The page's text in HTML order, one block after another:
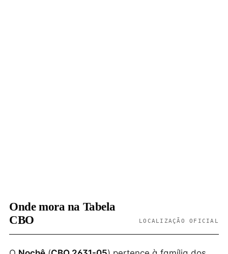
Onde mora na Tabela
CBO
LOCALIZAÇÃO OFICIAL